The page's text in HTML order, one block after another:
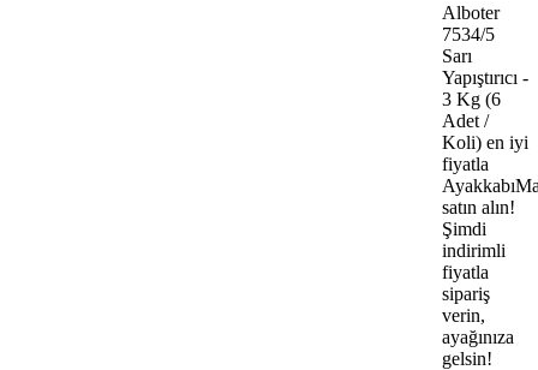
Alboter
7534/5
Sarı
Yapıştırıcı -
3 Kg (6
Adet /
Koli) en iyi
fiyatla
satın alın!
Şimdi
indirimli
fiyatla
sipariş
verin,
ayağınıza
gelsin!